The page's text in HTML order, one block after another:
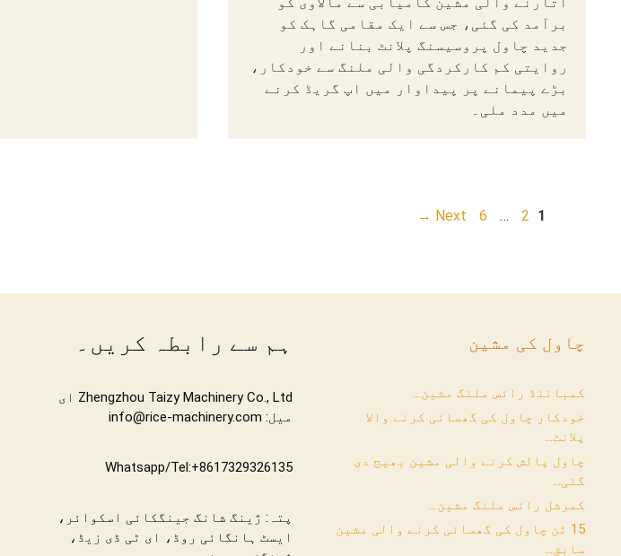
برآمد کی گئی، جس سے ایک مقامی گاہک کو
جدید چاول پروسیسنگ پلانٹ بنانے اور
روایتی کم کارکردگی والی ملنگ سے خودکار،
بڑے پیمانے پر پیداوار میں اپ گریڈ کرنے
میں مدد ملی۔
Page
1
Page
2
…
Page
6
Next
→
چاول کی مشین
کمبائنڈ رائس ملنگ مشین...
خودکار چاول کی گھسائی کرنے والا
پلانٹ...
چاول پالش کرنے والی مشین بھیج دی
گئی...
کمرشل رائس ملنگ مشین...
15 ٹن چاول کی گھسائی کرنے والی مشین
سابق...
ہم سے رابطہ کریں۔
Zhengzhou Taizy Machinery Co., Ltd ای
میل: info@rice-machinery.com
Whatsapp/Tel:+8617329326135
پتہ: ژینگ شانگ جینگکائی اسکوائر،
ایسٹ ہانگائی روڈ، ای ٹی ڈی زیڈ،